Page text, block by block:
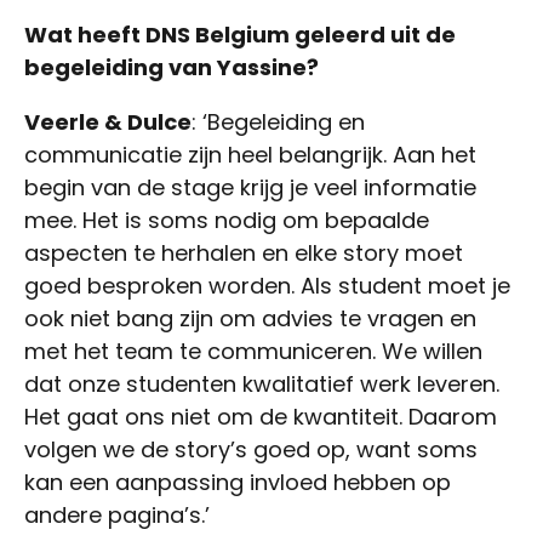
Wat heeft DNS Belgium geleerd uit de
begeleiding van Yassine?
Veerle & Dulce: ‘Begeleiding en
communicatie zijn heel belangrijk. Aan het
begin van de stage krijg je veel informatie
mee. Het is soms nodig om bepaalde
aspecten te herhalen en elke story moet
goed besproken worden. Als student moet je
ook niet bang zijn om advies te vragen en
met het team te communiceren. We willen
dat onze studenten kwalitatief werk leveren.
Het gaat ons niet om de kwantiteit. Daarom
volgen we de story’s goed op, want soms
kan een aanpassing invloed hebben op
andere pagina’s.’